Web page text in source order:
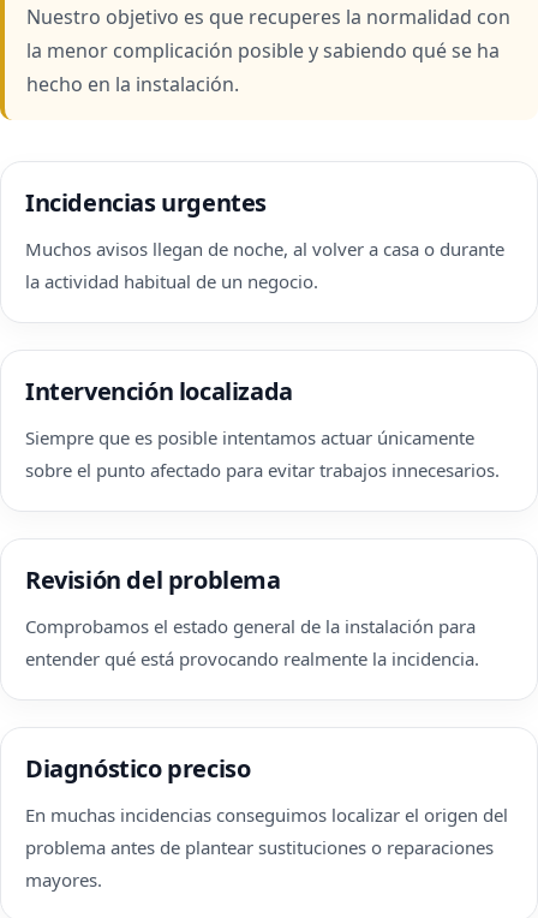
Nuestro objetivo es que recuperes la normalidad con
la menor complicación posible y sabiendo qué se ha
hecho en la instalación.
Incidencias urgentes
Muchos avisos llegan de noche, al volver a casa o durante
la actividad habitual de un negocio.
Intervención localizada
Siempre que es posible intentamos actuar únicamente
sobre el punto afectado para evitar trabajos innecesarios.
Revisión del problema
Comprobamos el estado general de la instalación para
entender qué está provocando realmente la incidencia.
Diagnóstico preciso
En muchas incidencias conseguimos localizar el origen del
problema antes de plantear sustituciones o reparaciones
mayores.